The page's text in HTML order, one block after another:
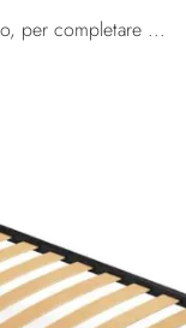
Se cerchi una rete in metallo per il tuo letto, per completare la zona del riposo al meglio, contattaci subito compilando il form.